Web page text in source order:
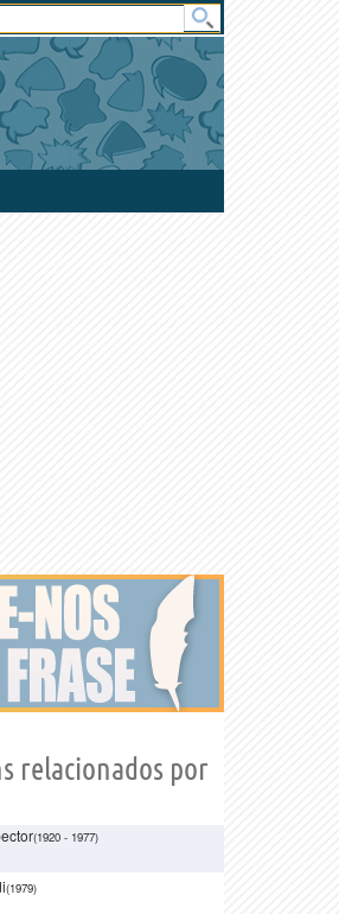
Área
do
Usuário
relacionados por
(1920 - 1977)
(1979)